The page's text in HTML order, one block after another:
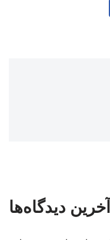
آخرین دیدگاه‌ها